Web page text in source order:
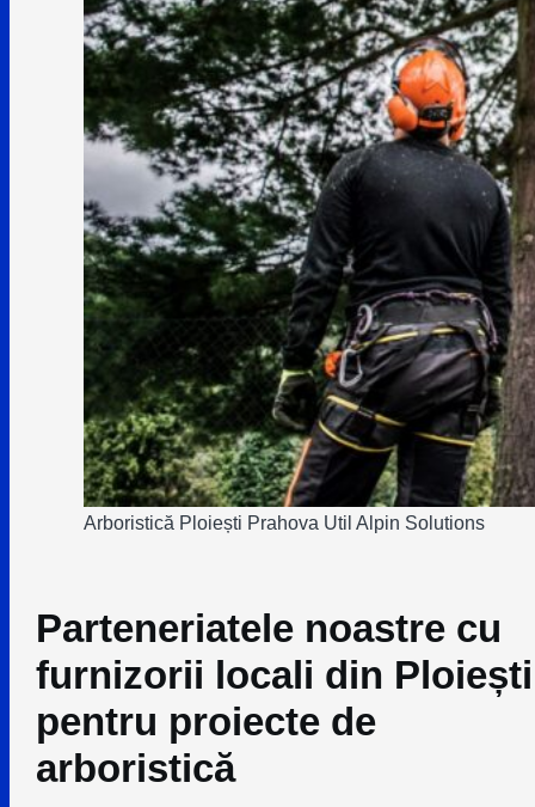
Arboristică Ploiești Prahova Util Alpin Solutions
Parteneriatele noastre cu
furnizorii locali din Ploiești
pentru proiecte de
arboristică